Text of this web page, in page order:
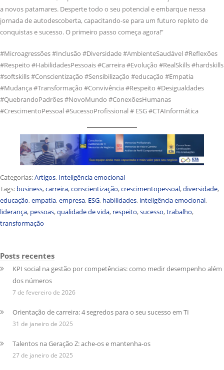
a novos patamares. Desperte todo o seu potencial e embarque nessa
jornada de autodescoberta, capacitando-se para um futuro repleto de
conquistas e sucesso. O primeiro passo começa agora!”
#Microagressões #Inclusão #Diversidade #AmbienteSaudável #Reflexões
#Respeito #HabilidadesPessoais #Carreira #Evolução #RealSkills #hardskills
#softskills #Conscientização #Sensibilização #educação #Empatia
#Mudança #Transformação #Convivência #Respeito #Desigualdades
#QuebrandoPadrões #NovoMundo #ConexõesHumanas
#CrescimentoPessoal #SucessoProfissional # ESG #CTAInformática
Categorias:Artigos, Inteligência emocional
Tags: business,carreira,conscientização,crescimentopessoal,diversidade,
educação,empatia,empresa, ESG, habilidades, inteligência emocional,
liderança, pessoas,qualidade de vida, respeito,sucesso,trabalho,
transformação
Posts recentes
KPI social na gestão por competências: como medir desempenho além
dos números
7 de fevereiro de 2026
Orientação de carreira: 4 segredos para o seu sucesso em TI
31 de janeiro de 2025
Talentos na Geração Z: ache-os e mantenha-os
27 de janeiro de 2025